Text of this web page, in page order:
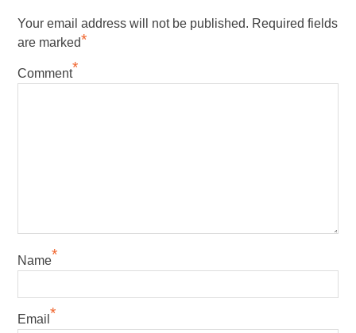
Your email address will not be published. Required fields
are marked*
Comment*
Name*
Email *